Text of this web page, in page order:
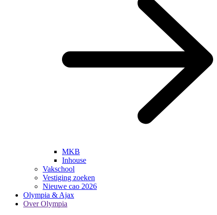
MKB
Inhouse
Vakschool
Vestiging zoeken
Nieuwe cao 2026
Olympia & Ajax
Over Olympia